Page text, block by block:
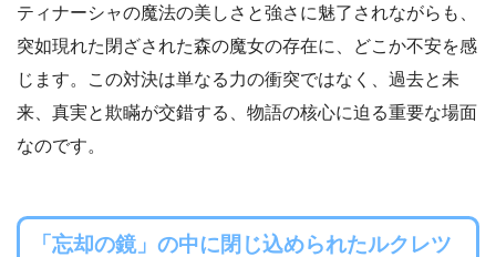
ティナーシャの魔法の美しさと強さに魅了されながらも、
突如現れた閉ざされた森の魔女の存在に、どこか不安を感
じます。この対決は単なる力の衝突ではなく、過去と未
来、真実と欺瞞が交錯する、物語の核心に迫る重要な場面
なのです。
「忘却の鏡」の中に閉じ込められたルクレツ